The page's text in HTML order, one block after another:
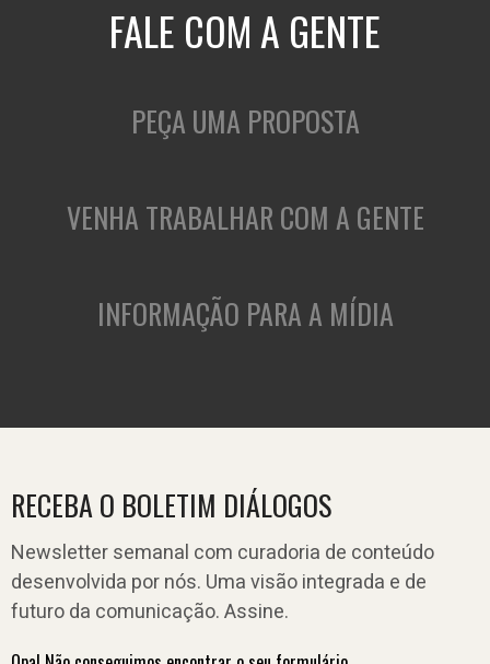
FALE COM A GENTE
PEÇA UMA PROPOSTA
VENHA TRABALHAR COM A GENTE
INFORMAÇÃO PARA A MÍDIA
RECEBA O BOLETIM DIÁLOGOS
Newsletter semanal com curadoria de conteúdo
desenvolvida por nós. Uma visão integrada e de
futuro da comunicação. Assine.